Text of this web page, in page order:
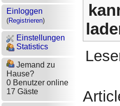
Einloggen
(Registrieren)
Einstellungen
Statistics
Jemand zu
Hause?
0 Benutzer online
17 Gäste